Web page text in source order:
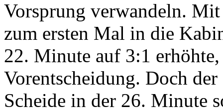
Vorsprung verwandeln.
zum ersten Mal in die
22. Minute auf 3:1
Vorentscheidung. Doch
Scheide in der 26. Minute